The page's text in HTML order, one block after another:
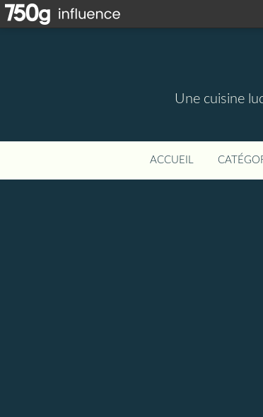
Une cuisine
ACCUEIL